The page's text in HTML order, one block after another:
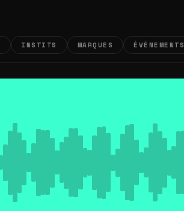
INSTITS MARQUES ÉVÉNEMENTS